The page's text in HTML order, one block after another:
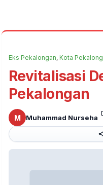
Eks Pekalongan, Kota
Revitalisasi
Pekalongan
M Muhammad Nurseha